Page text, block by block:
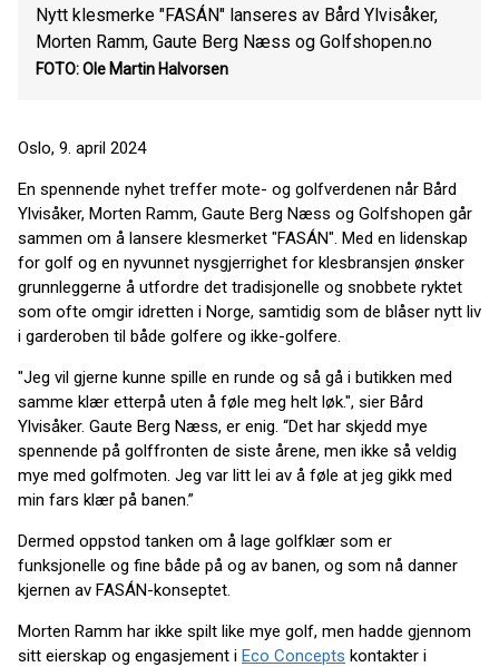
Nytt klesmerke "FASÁN" lanseres av Bård Ylvisåker,
Morten Ramm, Gaute Berg Næss og Golfshopen.no
FOTO: Ole Martin Halvorsen
Oslo, 9. april 2024
En spennende nyhet treffer mote- og golfverdenen når Bård
Ylvisåker, Morten Ramm, Gaute Berg Næss og Golfshopen går
sammen om å lansere klesmerket "FASÁN". Med en lidenskap
for golf og en nyvunnet nysgjerrighet for klesbransjen ønsker
grunnleggerne å utfordre det tradisjonelle og snobbete ryktet
som ofte omgir idretten i Norge, samtidig som de blåser nytt liv
i garderoben til både golfere og ikke-golfere.
"Jeg vil gjerne kunne spille en runde og så gå i butikken med
samme klær etterpå uten å føle meg helt løk.", sier Bård
Ylvisåker. Gaute Berg Næss, er enig. “Det har skjedd mye
spennende på golffronten de siste årene, men ikke så veldig
mye med golfmoten. Jeg var litt lei av å føle at jeg gikk med
min fars klær på banen.”
Dermed oppstod tanken om å lage golfklær som er
funksjonelle og fine både på og av banen, og som nå danner
kjernen av FASÁN-konseptet.
Morten Ramm har ikke spilt like mye golf, men hadde gjennom
sitt eierskap og engasjement i Eco Concepts kontakter i